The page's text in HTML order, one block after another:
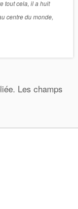
tout cela, il a huit
centre du monde,
Les champs